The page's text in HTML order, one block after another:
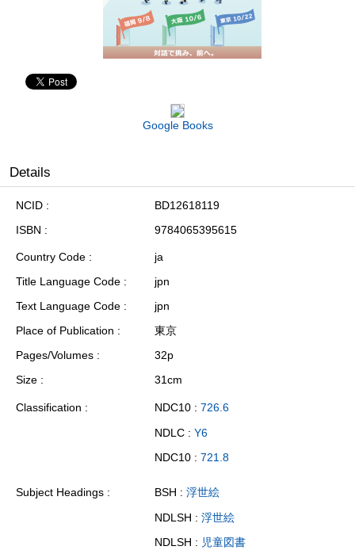
Google Books
Details
NCID
BD12618119
ISBN
9784065395615
Country Code
ja
Title Language Code
jpn
Text Language Code
jpn
Place of Publication
東京
Pages/Volumes
32p
Size
31cm
Classification NDC10 : 726.6
NDLC : Y6
NDC10 : 721.8
Subject Headings BSH : 浮世絵
NDLSH : 浮世絵
NDLSH : 児童図書